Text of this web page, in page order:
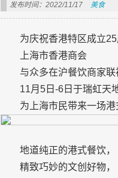
发布时间：2022/11/17 美食
为庆祝香港特区成立25
上海市香港商会
与众多在沪餐饮商家联
11月5日-6日于瑞虹天
为上海市民带来一场港
地道纯正的港式餐饮，
精致巧妙的文创好物，